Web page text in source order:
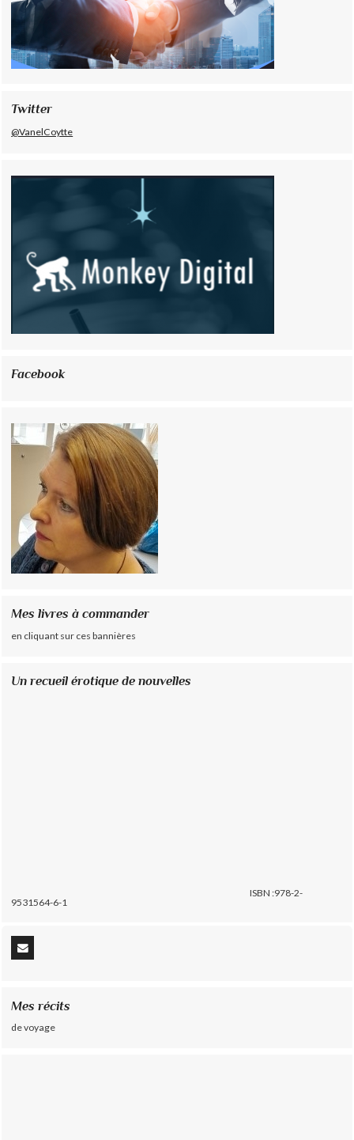
Twitter
@VanelCoytte
Facebook
Mes livres à commander
en cliquant sur ces bannières
Un recueil érotique de nouvelles
ISBN :978-2-
9531564-6-1
Mes récits
de voyage